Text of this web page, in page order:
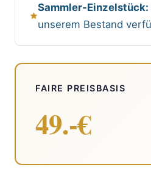
Sammler-Einzelstück:
unserem Bestand
FAIRE PREISBASIS
49.-€